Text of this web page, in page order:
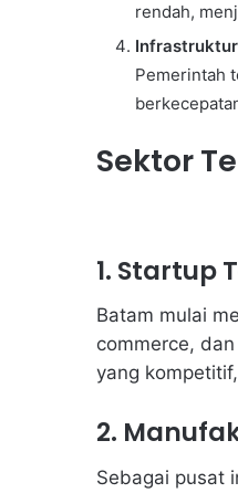
rendah,
Pemerintah
Sektor
1. Startup
Batam mulai
commerce,
yang
2.
Sebagai pusat